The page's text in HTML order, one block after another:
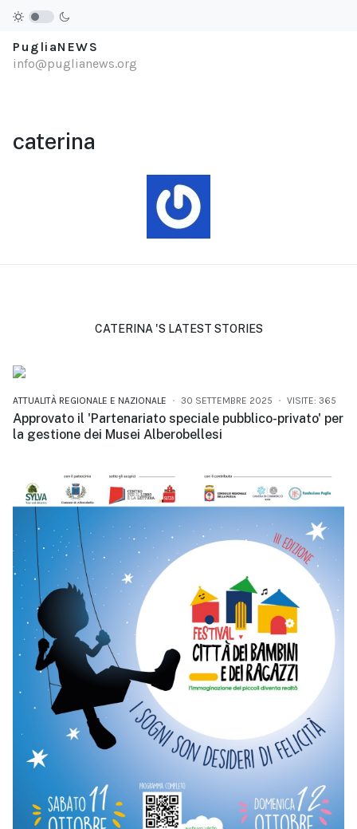
PugliaNEWS
info@puglianews.org
caterina
CATERINA 'S LATEST STORIES
ATTUALITÀ REGIONALE E NAZIONALE 30 SETTEMBRE 2025 VISITE: 365
Approvato il 'Partenariato speciale pubblico-privato' per
la gestione dei Musei Alberobellesi